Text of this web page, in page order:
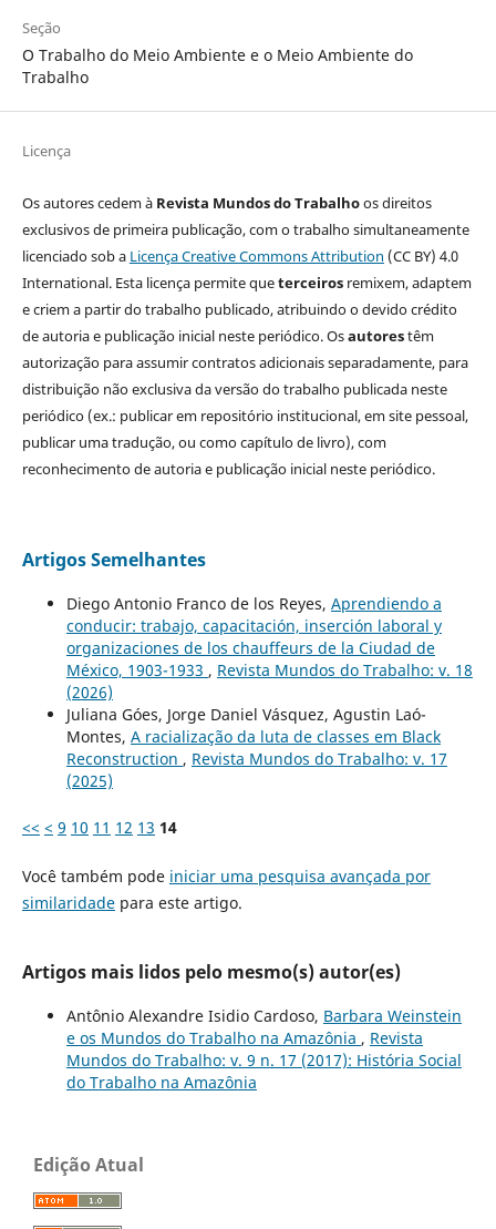
Seção
O Trabalho do Meio Ambiente e o Meio Ambiente do
Trabalho
Licença
Os autores cedem à Revista Mundos do Trabalhoos direitos
exclusivos de primeira publicação, com o trabalho simultaneamente
licenciado sob a Licença Creative Commons Attribution (CC BY) 4.0
International. Esta licença permite queterceirosremixem, adaptem
e criem a partir do trabalho publicado, atribuindo o devido crédito
de autoria e publicação inicial neste periódico. Osautorestêm
autorização para assumir contratos adicionais separadamente, para
distribuição não exclusiva da versão do trabalho publicada neste
periódico (ex.: publicar em repositório institucional, em site pessoal,
publicar uma tradução, ou como capítulo de livro), com
reconhecimento de autoria e publicação inicial neste periódico.
Artigos Semelhantes
Diego Antonio Franco de los Reyes, Aprendiendo a
conducir: trabajo, capacitación, inserción laboral y
organizaciones de los chauffeurs de la Ciudad de
México, 1903-1933 , Revista Mundos do Trabalho: v. 18
(2026)
Juliana Góes, Jorge Daniel Vásquez, Agustin Laó-
Montes, A racialização da luta de classes em Black
Reconstruction , Revista Mundos do Trabalho: v. 17
(2025)
<< < 9 10 11 12 13 14
Você também pode iniciar uma pesquisa avançada por
similaridadepara este artigo.
Artigos mais lidos pelo mesmo(s) autor(es)
Antônio Alexandre Isidio Cardoso, Barbara Weinstein
e os Mundos do Trabalho na Amazônia , Revista
Mundos do Trabalho: v. 9 n. 17 (2017): História Social
do Trabalho na Amazônia
Edição Atual